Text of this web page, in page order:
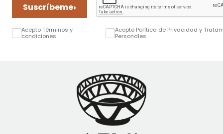
Suscríbeme›
Acepto Términos y
condiciones
Acepto Política de Privacidad y
Personales